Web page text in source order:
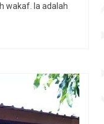
wakaf. Ia adalah